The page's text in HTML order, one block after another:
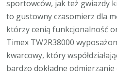
sportowców, jak też gwiazdy
to gustowny czasomierz dla
którzy cenią funkcjonalność
Timex TW2R38000
kwarcowy, który
bardzo dokładne odmierzanie